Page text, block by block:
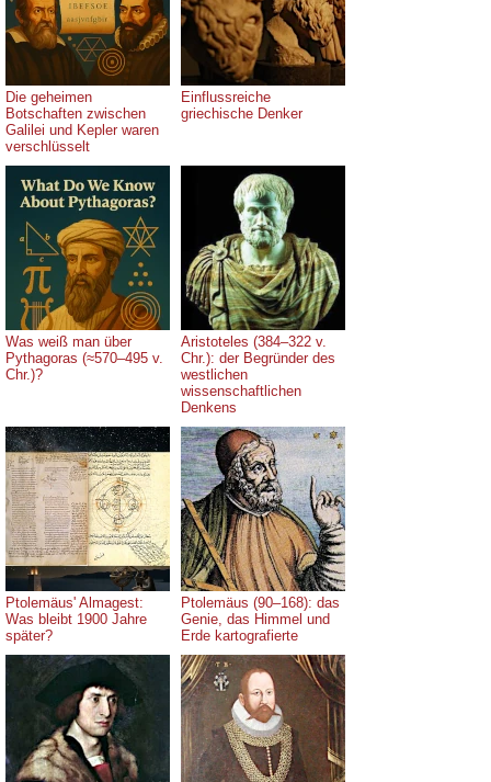
Die geheimen
Botschaften zwischen
Galilei und Kepler waren
verschlüsselt
Einflussreiche
griechische Denker
Was weiß man über
Pythagoras (≈570–495 v.
Chr.)?
Aristoteles (384–322 v.
Chr.): der Begründer des
westlichen
wissenschaftlichen
Denkens
Ptolemäus' Almagest:
Was bleibt 1900 Jahre
später?
Ptolemäus (90–168): das
Genie, das Himmel und
Erde kartografierte